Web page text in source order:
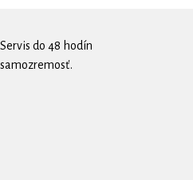
Servis do 48 hodín
samozremosť.